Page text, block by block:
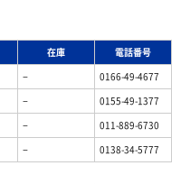
在庫
電話番号
−
0166-49-4677
−
0155-49-1377
−
011-889-6730
− 0138-34-5777